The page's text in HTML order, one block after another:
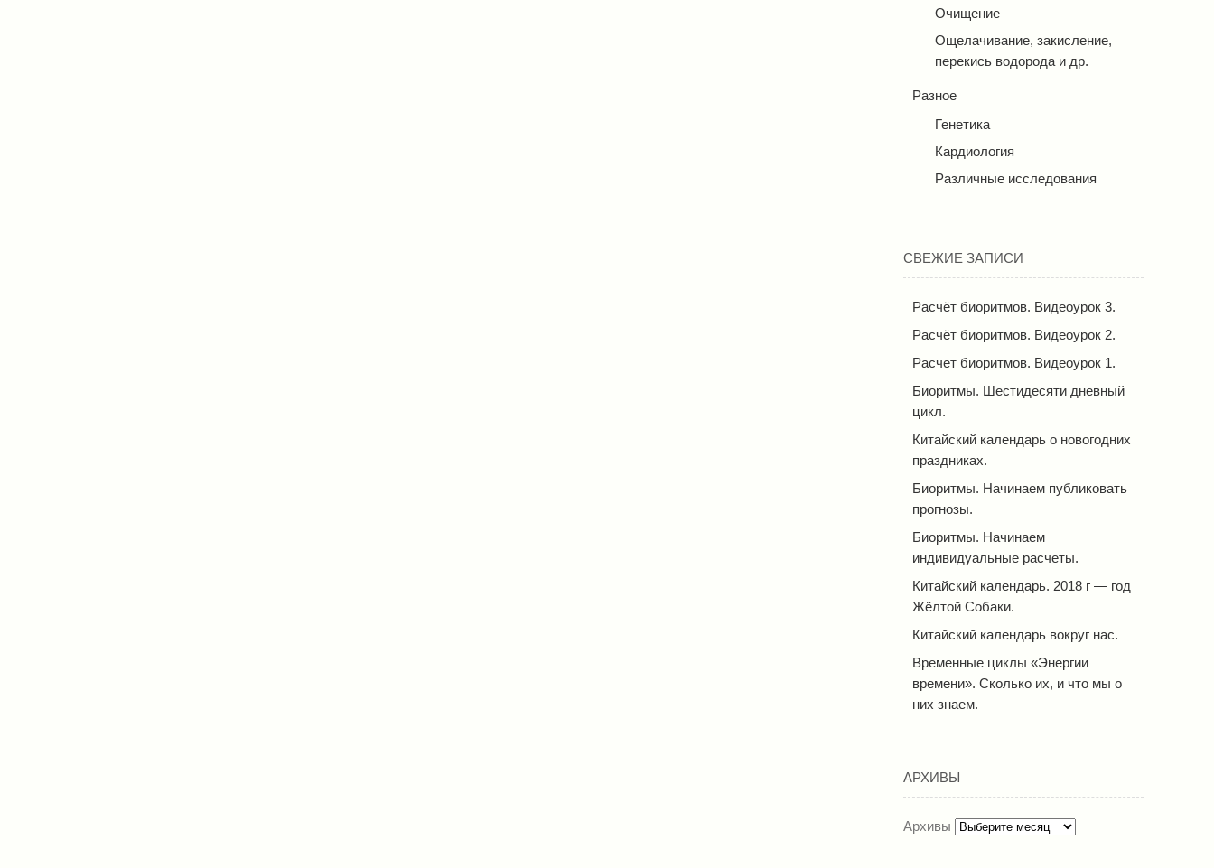
Очищение
Ощелачивание, закисление,
перекись водорода и др.
Разное
Генетика
Кардиология
Различные исследования
СВЕЖИЕ ЗАПИСИ
Расчёт биоритмов. Видеоурок 3.
Расчёт биоритмов. Видеоурок 2.
Расчет биоритмов. Видеоурок 1.
Биоритмы. Шестидесяти дневный
цикл.
Китайский календарь о новогодних
праздниках.
Биоритмы. Начинаем публиковать
прогнозы.
Биоритмы. Начинаем
индивидуальные расчеты.
Китайский календарь. 2018 г — год
Жёлтой Собаки.
Китайский календарь вокруг нас.
Временные циклы «Энергии
времени». Сколько их, и что мы о
них знаем.
АРХИВЫ
Архивы